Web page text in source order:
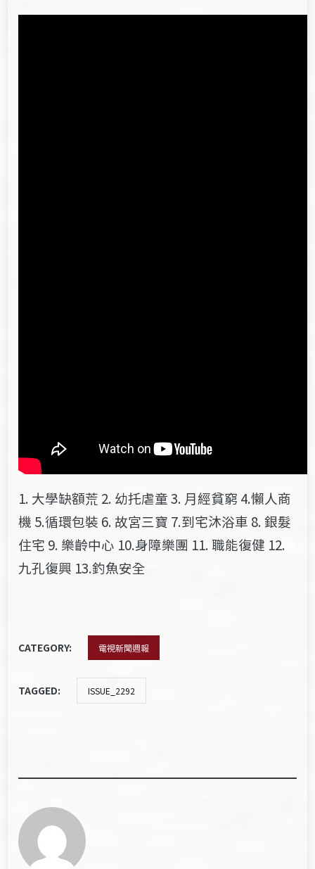
1. 大學缺額荒 2. 幼托虐童 3. 月經貧窮 4.懶人商
機 5.循環包裝 6. 故宮三寶 7.到宅沐浴車 8. 銀髮
住宅 9. 樂齡中心 10.身障樂團 11. 職能復健 12.
九孔復興 13.釣魚安全
CATEGORY: 電視新聞週報
TAGGED: ISSUE_2292